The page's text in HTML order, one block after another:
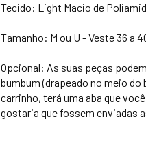
Tecido: Light Macio de
Tamanho: M ou U - Veste 36 a
Opcional: As suas peças
bumbum (drapeado no meio do
carrinho, terá uma aba que
gostaria que fossem enviadas